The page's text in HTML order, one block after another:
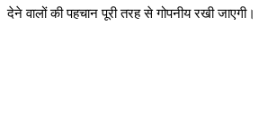
देने वालों की पहचान पूरी तरह से गोपनीय रखी जाएगी।